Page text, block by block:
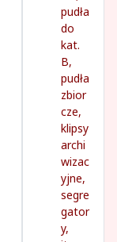
pudła
do
kat.
B,
pudła
zbior
cze,
klipsy
archi
wizac
yjne,
segre
gator
y,